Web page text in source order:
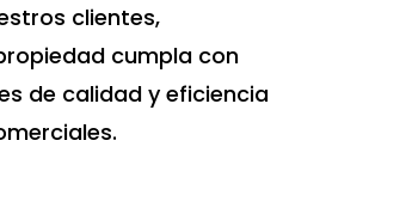
clientes,
cumpla con
de calidad y eficiencia